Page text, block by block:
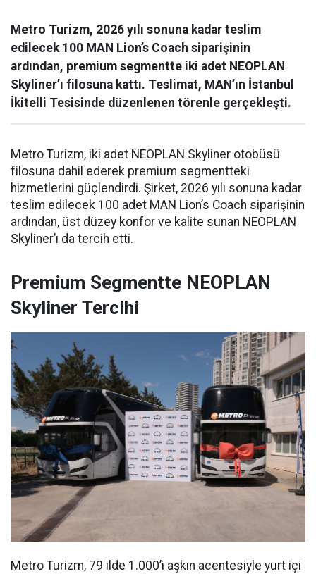
Metro Turizm, 2026 yılı sonuna kadar teslim
edilecek 100 MAN Lion’s Coach siparişinin
ardından, premium segmentte iki adet NEOPLAN
Skyliner’ı filosuna kattı. Teslimat, MAN’ın İstanbul
İkitelli Tesisinde düzenlenen törenle gerçekleşti.
Metro Turizm, iki adet NEOPLAN Skyliner otobüsü
filosuna dahil ederek premium segmentteki
hizmetlerini güçlendirdi. Şirket, 2026 yılı sonuna kadar
teslim edilecek 100 adet MAN Lion’s Coach siparişinin
ardından, üst düzey konfor ve kalite sunan NEOPLAN
Skyliner’ı da tercih etti.
Premium Segmentte NEOPLAN
Skyliner Tercihi
Metro Turizm, 79 ilde 1.000’i aşkın acentesiyle yurt içi